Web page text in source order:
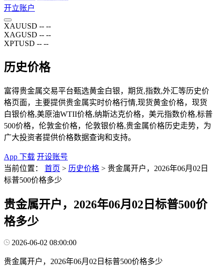
开立账户
XAUUSD -- --
XAGUSD -- --
XPTUSD -- --
历史价格
富得贵金属交易平台甄选黄金白银，期货,指数,外汇等历史价
格页面，主要提供贵金属实时价格行情,现货黄金价格，现货
白银价格,美原油WTII价格,纳斯达克价格，美元指数价格,标普
500价格，伦敦金价格，伦敦银价格,贵金属价格历史走势，为
广大投资者提供价格数据查询和支持。
App 下载 开设账号
当前位置：
首页 > 历史价格 > 贵金属开户，2026年06月02日
标普500价格多少
贵金属开户，2026年06月02日标普500价
格多少
2026-06-02 08:00:00
贵金属开户，2026年06月02日标普500价格多少